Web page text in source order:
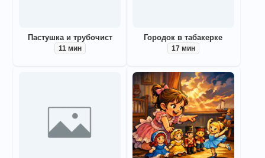
Пастушка и трубочист
11 мин
Городок в табакерке
17 мин